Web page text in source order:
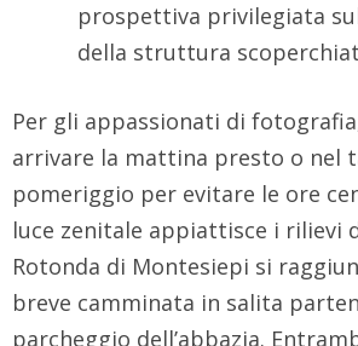
prospettiva privilegiata
della struttura
Per gli appassionati di
arrivare la mattina presto o nel
pomeriggio per evitare le ore
luce zenitale appiattisce i rilievi
Rotonda di Montesiepi si
breve camminata in salita
parcheggio dell’abbazia.